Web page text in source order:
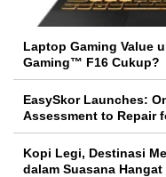
Laptop Gaming Value
Gaming™ F16 Cukup?
EasySkor Launches:
Assessment to Repair
Kopi Legi, Destinasi
dalam Suasana Hangat